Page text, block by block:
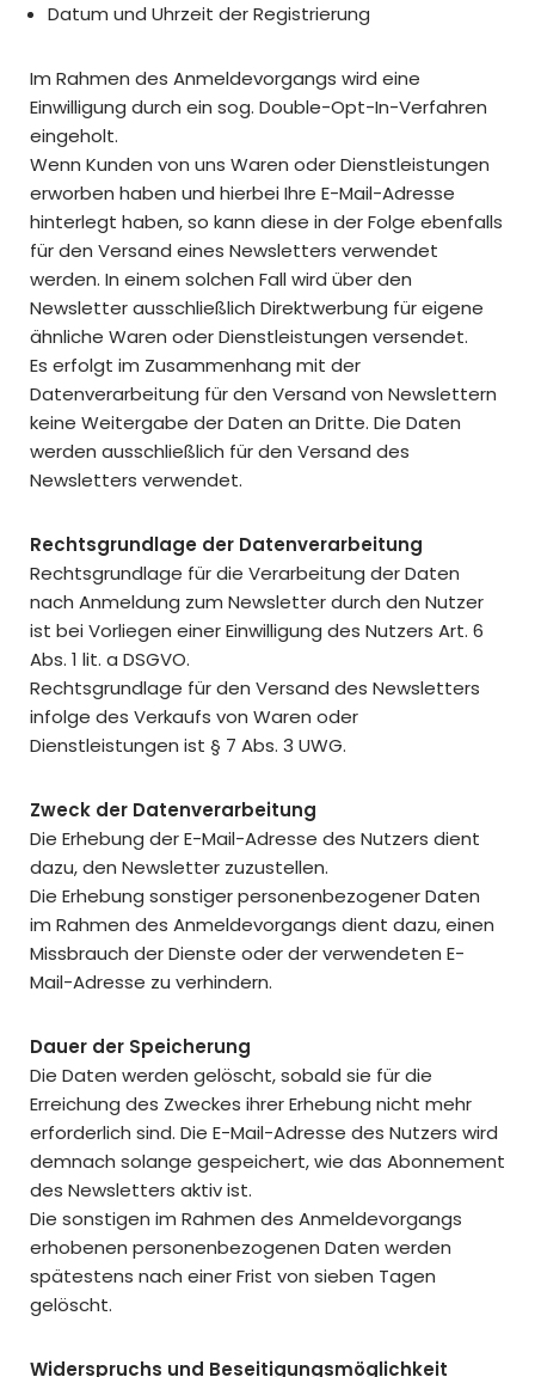
Datum und Uhrzeit der Registrierung
Im Rahmen des Anmeldevorgangs wird eine
Einwilligung durch ein sog. Double-Opt-In-Verfahren
eingeholt.
Wenn Kunden von uns Waren oder Dienstleistungen
erworben haben und hierbei Ihre E-Mail-Adresse
hinterlegt haben, so kann diese in der Folge ebenfalls
für den Versand eines Newsletters verwendet
werden. In einem solchen Fall wird über den
Newsletter ausschließlich Direktwerbung für eigene
ähnliche Waren oder Dienstleistungen versendet.
Es erfolgt im Zusammenhang mit der
Datenverarbeitung für den Versand von Newslettern
keine Weitergabe der Daten an Dritte. Die Daten
werden ausschließlich für den Versand des
Newsletters verwendet.
Rechtsgrundlage der Datenverarbeitung
Rechtsgrundlage für die Verarbeitung der Daten
nach Anmeldung zum Newsletter durch den Nutzer
ist bei Vorliegen einer Einwilligung des Nutzers Art. 6
Abs. 1 lit. a DSGVO.
Rechtsgrundlage für den Versand des Newsletters
infolge des Verkaufs von Waren oder
Dienstleistungen ist § 7 Abs. 3 UWG.
Zweck der Datenverarbeitung
Die Erhebung der E-Mail-Adresse des Nutzers dient
dazu, den Newsletter zuzustellen.
Die Erhebung sonstiger personenbezogener Daten
im Rahmen des Anmeldevorgangs dient dazu, einen
Missbrauch der Dienste oder der verwendeten E-
Mail-Adresse zu verhindern.
Dauer der Speicherung
Die Daten werden gelöscht, sobald sie für die
Erreichung des Zweckes ihrer Erhebung nicht mehr
erforderlich sind. Die E-Mail-Adresse des Nutzers wird
demnach solange gespeichert, wie das Abonnement
des Newsletters aktiv ist.
Die sonstigen im Rahmen des Anmeldevorgangs
erhobenen personenbezogenen Daten werden
spätestens nach einer Frist von sieben Tagen
gelöscht.
Widerspruchs und Beseitigungsmöglichkeit